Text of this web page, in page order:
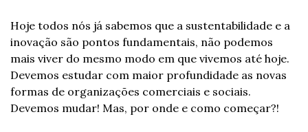
Hoje todos nós já sabemos que a sustentabilidade e a
inovação são pontos fundamentais, não podemos
mais viver do mesmo modo em que vivemos até hoje.
Devemos estudar com maior profundidade as novas
formas de organizações comerciais e sociais.
Devemos mudar! Mas, por onde e como começar?!